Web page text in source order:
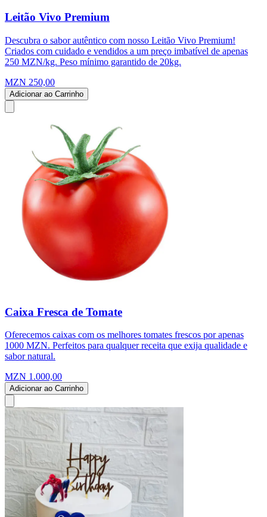
Leitão Vivo Premium
Descubra o sabor autêntico com nosso Leitão Vivo Premium!
Criados com cuidado e vendidos a um preço imbatível de apenas
250 MZN/kg. Peso mínimo garantido de 20kg.
MZN 250,00
Adicionar ao Carrinho
Caixa Fresca de Tomate
Oferecemos caixas com os melhores tomates frescos por apenas
1000 MZN. Perfeitos para qualquer receita que exija qualidade e
sabor natural.
MZN 1.000,00
Adicionar ao Carrinho